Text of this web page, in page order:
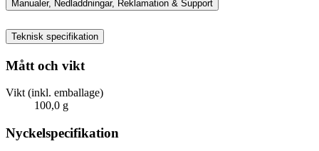
Manualer, Nedladdningar, Reklamation & Support
Teknisk specifikation
Mått och vikt
Vikt (inkl. emballage)
100,0 g
Nyckelspecifikation